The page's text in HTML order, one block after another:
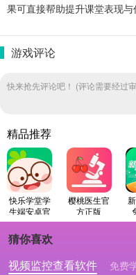
果可直接帮助提升课堂表现与
游戏评论
快来抢先评论吧！ (评论需要经过
精品推荐
快乐学堂学
生端安卓官
方版
樱桃医生官
方正版
猜你喜欢
视频监控查看软件
免费